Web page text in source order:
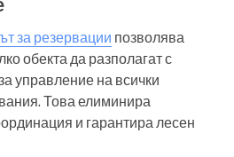
за резервации позволява
обекта да разполагат с
управление на всички
Това елиминира
и гарантира лесен